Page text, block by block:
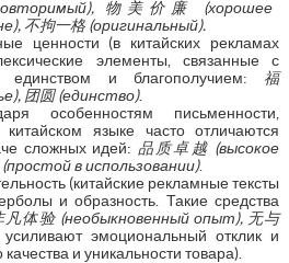
物美价廉
(хорошее
不拘一格(оригинальный).
ценности (в китайских рекламах
элементы, связанные с
единством и благополучием: 福
团圆(единство).
особенностям письменности,
языке часто отличаются
сложных идей: 品质卓越 (высокое
в использовании).
(китайские рекламные тексты
и образность. Такие средства
凡体验(необыкновенный опыт), 无与
эмоциональный отклик и
и уникальности товара).